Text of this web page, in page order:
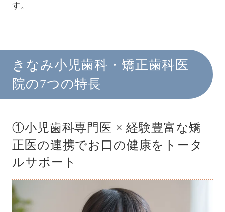
す。
きなみ小児歯科・矯正歯科医
院の7つの特長
①小児歯科専門医 × 経験豊富な矯
正医の連携でお口の健康をトータ
ルサポート